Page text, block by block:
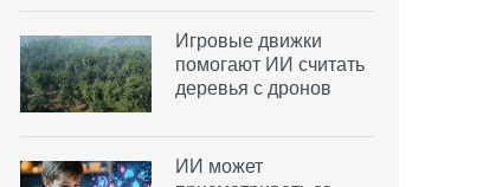
Игровые движки
помогают ИИ считать
деревья с дронов
ИИ может